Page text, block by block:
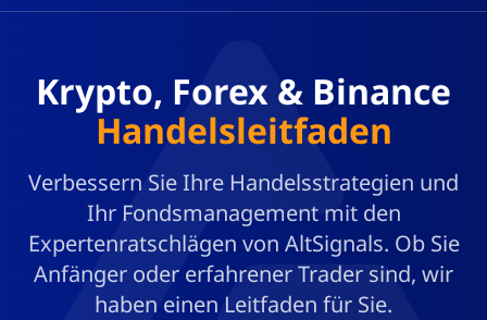
Krypto, Forex & Binance
Handelsleitfaden
Verbessern Sie Ihre Handelsstrategien und
Ihr Fondsmanagement mit den
Expertenratschlägen von AltSignals. Ob Sie
Anfänger oder erfahrener Trader sind, wir
haben einen Leitfaden für Sie.